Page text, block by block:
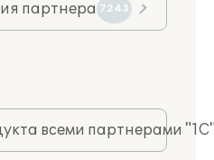
партнера 7243
всеми партнерами